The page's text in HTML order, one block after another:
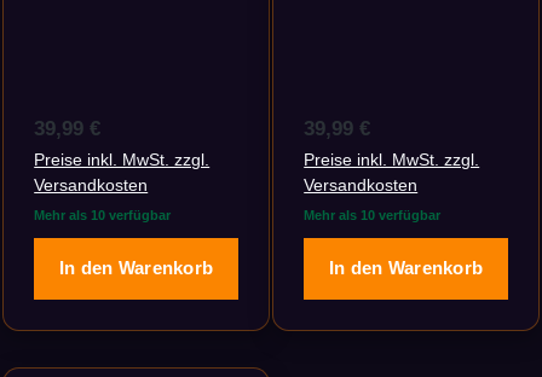
Regulärer Preis:
39,99 €
Preise inkl. MwSt. zzgl.
Versandkosten
Mehr als 10 verfügbar
In den Warenkorb
Regulärer Preis:
39,99 €
Preise inkl. MwSt. zzgl.
Versandkosten
Mehr als 10 verfügbar
In den Warenkorb